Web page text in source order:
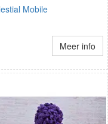
Mobile
Meer info